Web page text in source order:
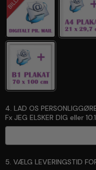
4. LAD OS
Fx JEG ELSKER DIG eller
5. VÆLG LEVERINGSTID